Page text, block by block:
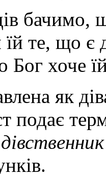
бачимо,
те, що є
Бог хоче
як
подає